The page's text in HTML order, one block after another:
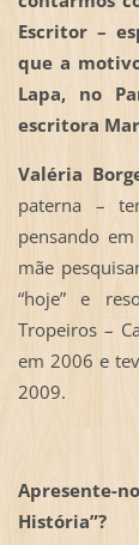
Escritor –
que a
Lapa, no
escritora
Valéria
paterna –
pensando
mãe
“hoje” e
Tropeiros –
em 2006 e
2009.
Apresente-
História”?